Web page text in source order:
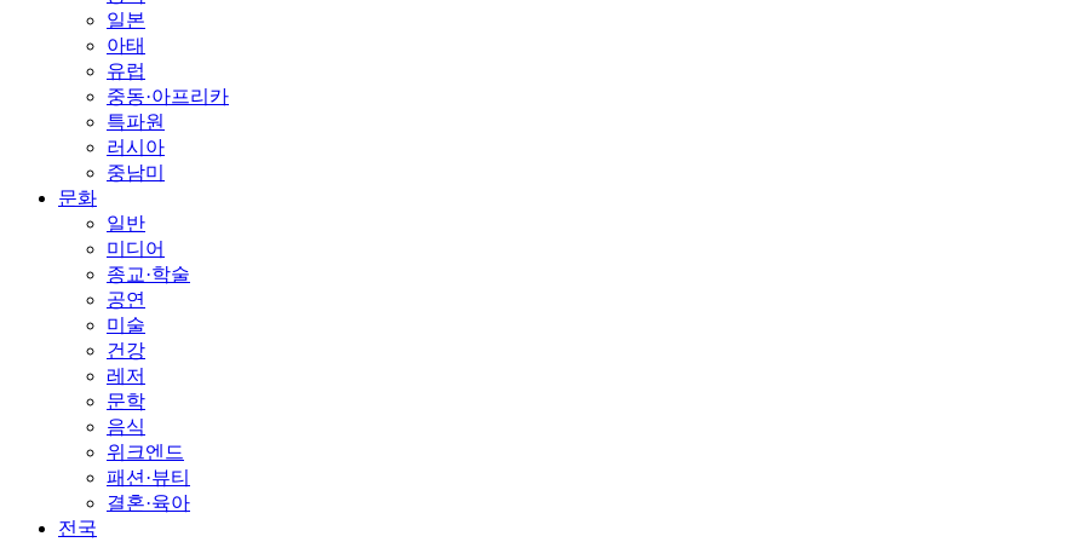
일본
아태
유럽
중동·아프리카
특파원
러시아
중남미
문화
일반
미디어
종교·학술
공연
미술
건강
레저
문학
음식
위크엔드
패션·뷰티
결혼·육아
전국